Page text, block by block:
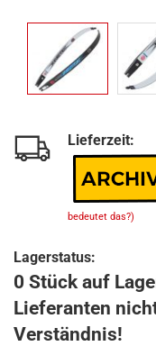
Lieferzeit:
bedeutet das?)
Lagerstatus:
0 Stück auf
Lieferanten
Verständnis!